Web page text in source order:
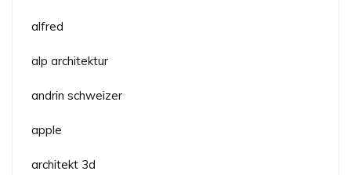
alfred
alp architektur
andrin schweizer
apple
architekt 3d